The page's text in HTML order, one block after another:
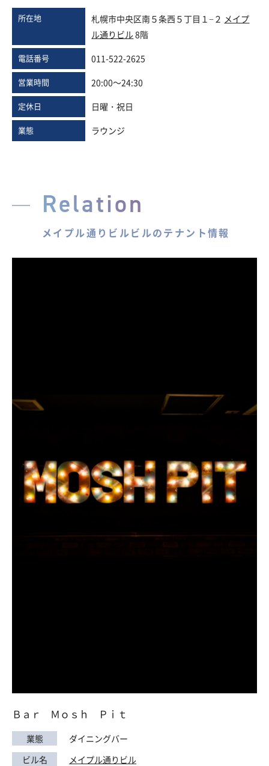
所在地 札幌市中央区南５条西５丁目１−２ メイプ
ル通りビル8階
電話番号 011-522-2625
営業時間 20:00～24:30
定休日 日曜・祝日
業態 ラウンジ
Relation
メイプル通りビルビルのテナント情報
Ｂａｒ Ｍｏｓｈ Ｐｉｔ
業態
ダイニングバー
ビル名
メイプル通りビル